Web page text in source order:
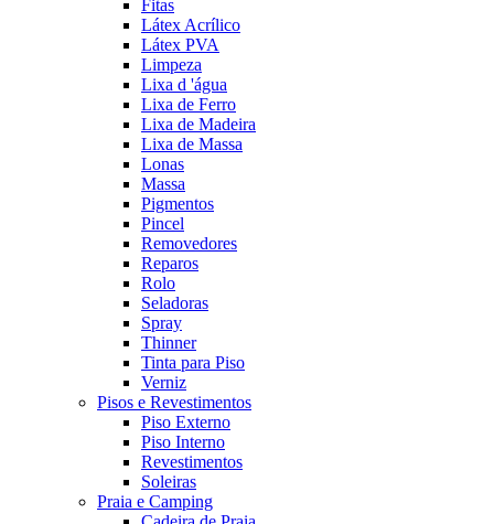
Fitas
Látex Acrílico
Látex PVA
Limpeza
Lixa d 'água
Lixa de Ferro
Lixa de Madeira
Lixa de Massa
Lonas
Massa
Pigmentos
Pincel
Removedores
Reparos
Rolo
Seladoras
Spray
Thinner
Tinta para Piso
Verniz
Pisos e Revestimentos
Piso Externo
Piso Interno
Revestimentos
Soleiras
Praia e Camping